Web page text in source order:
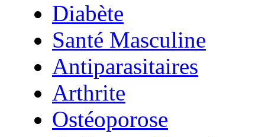
Diabète
Santé Masculine
Antiparasitaires
Arthrite
Ostéoporose